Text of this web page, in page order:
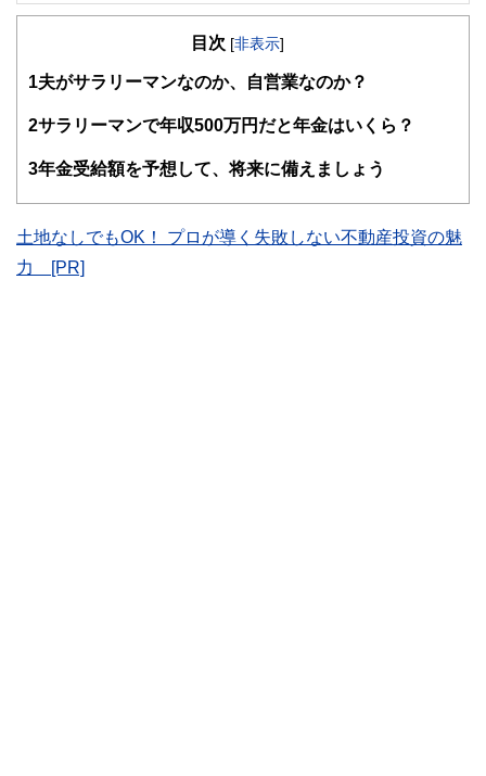
得者を中心に「お金や暮らし」に関する書籍・雑誌の編集経
験者で構成され、企画立案から記事掲載まですべての工程に
FinancialFieldの特徴は、ファイナンシャルプランナー、弁
ドバイザー、DCプランナー、公認会計士、社会保険労務
ど150名以上の有資格者を執筆者・監修者として迎え、むず
このように編集経験豊富なメンバーと金融や経済に精通した
（保有資格）
・１級ファイナンシャル・プランニング技能士
・DC(確定拠出年金)プランナー
・住宅ローンアドバイザー
マネーコンサルタントとしての個人向け相談、NISA・
るセミナー講師のほか、金融メディアへの執筆および監修に
績は3,500本を超える。
目次 [非表示]
1 夫がサラリーマンなのか、自営業なのか？
2サラリーマンで年収500万円だと年金はいくら？
3年金受給額を予想して、将来に備えましょう
土地なしでもOK！ プロが導く失敗しない不動産投資の魅
力 [PR]